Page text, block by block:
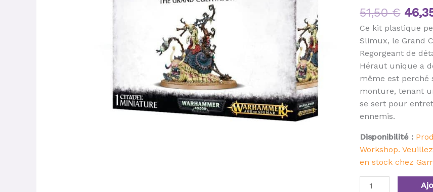
51,50€
Ce kit plastique
Slimux, le Grand
Regorgeant de
Héraut unique a
même est perché
monture, tenant
se sert pour
ennemis.
Disponibilité :
Workshop.
en stock chez